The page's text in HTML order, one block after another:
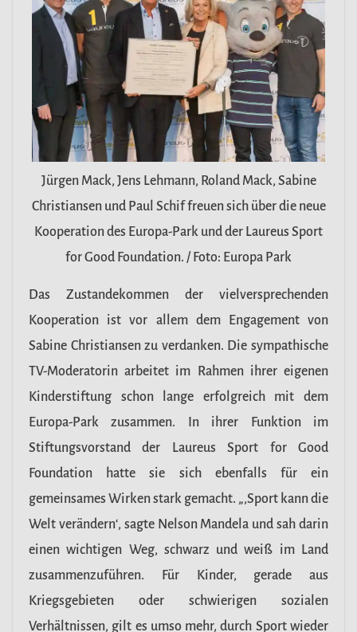
Jürgen Mack, Jens Lehmann, Roland Mack, Sabine
Christiansen und Paul Schif freuen sich über die neue
Kooperation des Europa-Park und der Laureus Sport
for Good Foundation. / Foto: Europa Park
Das Zustandekommen der vielversprechenden
Kooperation ist vor allem dem Engagement von
Sabine Christiansen zu verdanken. Die sympathische
TV-Moderatorin arbeitet im Rahmen ihrer eigenen
Kinderstiftung schon lange erfolgreich mit dem
Europa-Park zusammen. In ihrer Funktion im
Stiftungsvorstand der Laureus Sport for Good
Foundation hatte sie sich ebenfalls für ein
gemeinsames Wirken stark gemacht. „,Sport kann die
Welt verändernʻ, sagte Nelson Mandela und sah darin
einen wichtigen Weg, schwarz und weiß im Land
zusammenzuführen. Für Kinder, gerade aus
Kriegsgebieten oder schwierigen sozialen
Verhältnissen, gilt es umso mehr, durch Sport wieder